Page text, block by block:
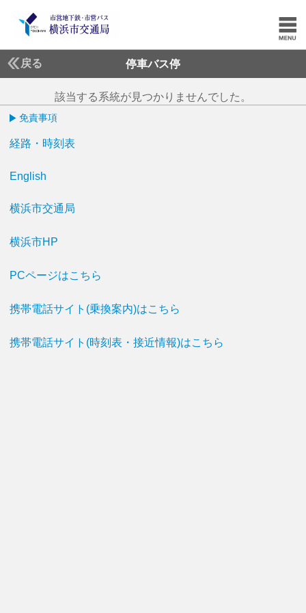
戻る 停車バス停
該当する系統が見つかりませんでした。
免責事項
経路・時刻表
English
横浜市交通局
横浜市HP
PCページはこちら
携帯電話サイト(乗換案内)はこちら
携帯電話サイト(時刻表・接近情報)はこちら